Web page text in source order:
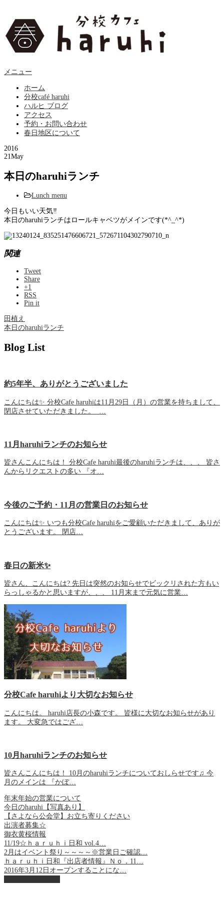
メニュー
ホーム
分校café haruhi
ハルヒ ブログ
アクセス
予約・お問い合わせ
春日地区について
2016
21May
本日のharuhiランチ
Lunch menu
今日もいい天気‼︎
本日のharuhiランチはロールキャベツがメインです(*^_^*)
関連
Tweet
Share
+1
RSS
Pin it
田植え
本日のharuhiランチ
Blog List
約5年半、ありがとうございました
こんにちは✨ 分校Cafe haruhiは11月29日（月）の営業を持ちまして、
閉店させていただきました。 …
11月haruhiランチのお知らせ
皆さんこんにちは！ 分校Cafe haruhi最後のharuhiランチは、、、 皆さ
んからリクエストの多い 『オ…
今後のご予約・11月の営業日のお知らせ
こんにちは✨ いつも分校Cafe haruhiをご愛顧いただきまして、ありが
とうございます。 閉店…
春日の新米✨
皆さん、こんにちは? 先日は突然のお知らせでビックリされた方もい
らっしゃるかと思いますが、、、 11月末まで元気に営業…
分校Cafe haruhiより大切なお知らせ
こんにちは。 haruhi店長の小森です。 皆様に大切なお知らせがあり
ます。 大変急ではござ…
10月haruhiランチのお知らせ
皆さんこんにちは！ 10月のharuhiランチについておしらせです♫ 今
月のメインは 『かぼ…
年末年始の営業について
今日のharuhi【写真あり】
【さよなら公会堂】お立ち寄りください
出演者募集☆
御衣黄桜情報
11/19☆ｈａｒｕｈｉ日和 vol.4…
2月はイベント祭り～～～～※営業日ご確認…
ｈａｒｕｈｉ日和『出店者情報』Ｎｏ．11…
2016年3月12日オープンすることにな…